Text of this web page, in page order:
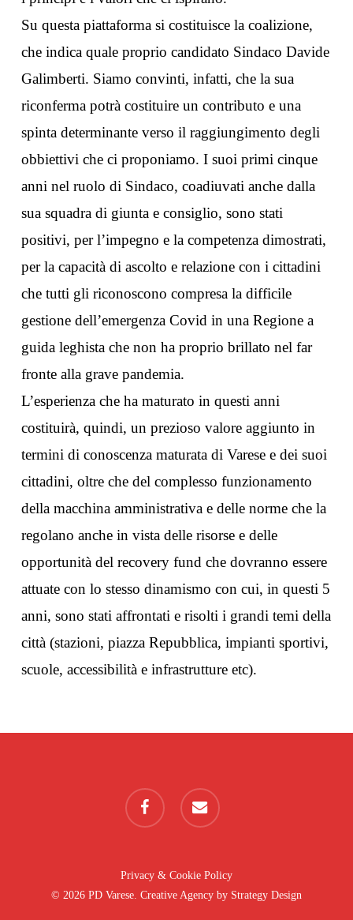
Su questa piattaforma si costituisce la coalizione,
che indica quale proprio candidato Sindaco Davide
Galimberti. Siamo convinti, infatti, che la sua
riconferma potrà costituire un contributo e una
spinta determinante verso il raggiungimento degli
obbiettivi che ci proponiamo. I suoi primi cinque
anni nel ruolo di Sindaco, coadiuvati anche dalla
sua squadra di giunta e consiglio, sono stati
positivi, per l’impegno e la competenza dimostrati,
per la capacità di ascolto e relazione con i cittadini
che tutti gli riconoscono compresa la difficile
gestione dell’emergenza Covid in una Regione a
guida leghista che non ha proprio brillato nel far
fronte alla grave pandemia.
L’esperienza che ha maturato in questi anni
costituirà, quindi, un prezioso valore aggiunto in
termini di conoscenza maturata di Varese e dei suoi
cittadini, oltre che del complesso funzionamento
della macchina amministrativa e delle norme che la
regolano anche in vista delle risorse e delle
opportunità del recovery fund che dovranno essere
attuate con lo stesso dinamismo con cui, in questi 5
anni, sono stati affrontati e risolti i grandi temi della
città (stazioni, piazza Repubblica, impianti sportivi,
scuole, accessibilità e infrastrutture etc).
facebook email
Privacy & Cookie Policy
© 2026 PD Varese. Creative Agency by Strategy Design